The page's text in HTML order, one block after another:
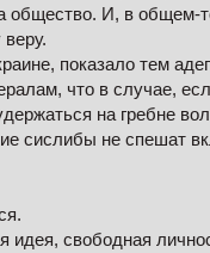
общество. И, в общем-
показало тем
что в случае,
на гребне
сислибы не спешат
свободная